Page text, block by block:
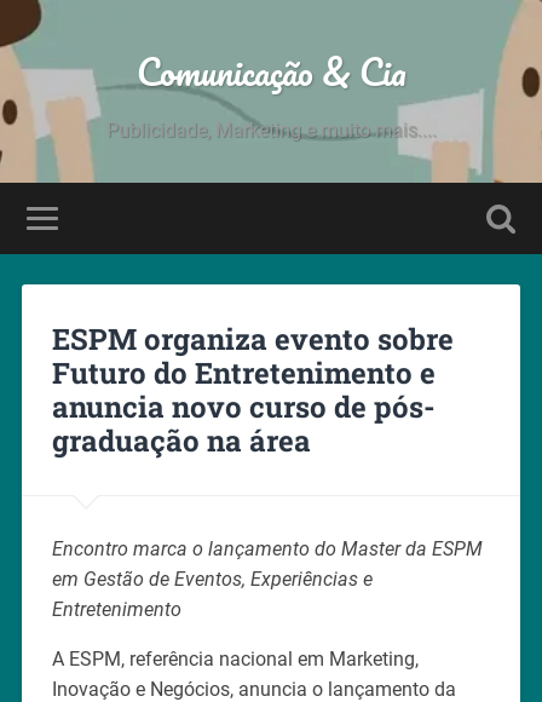
Comunicação & Cia
Publicidade, Marketing e muito mais....
ESPM organiza evento sobre
Futuro do Entretenimento e
anuncia novo curso de pós-
graduação na área
Encontro marca o lançamento do Master da ESPM
em Gestão de Eventos, Experiências e
Entretenimento
A ESPM, referência nacional em Marketing,
Inovação e Negócios, anuncia o lançamento da